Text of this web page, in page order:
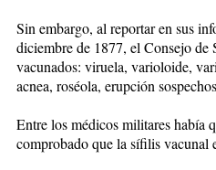
Sin embargo, al reportar en sus
diciembre de 1877, el Consejo de
vacunados: viruela, varioloide,
acnea, roséola, erupción
Entre los médicos militares había
comprobado que la sífilis vacunal